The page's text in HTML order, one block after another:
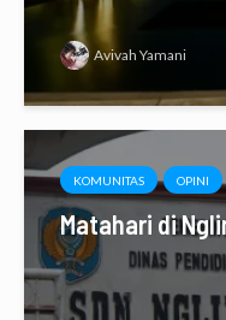
Avivah Yamani
KOMUNITAS OPINI
Matahari di